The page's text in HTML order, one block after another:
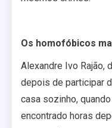
Os homofóbicos
Alexandre Ivo Rajão,
depois de participar
casa sozinho,
encontrado horas